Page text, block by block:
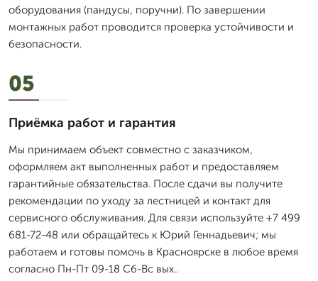
оборудования (пандусы, поручни). По завершении
монтажных работ проводится проверка устойчивости и
безопасности.
05
Приёмка работ и гарантия
Мы принимаем объект совместно с заказчиком,
оформляем акт выполненных работ и предоставляем
гарантийные обязательства. После сдачи вы получите
рекомендации по уходу за лестницей и контакт для
сервисного обслуживания. Для связи используйте +7 499
681-72-48 или обращайтесь к Юрий Геннадьевич; мы
работаем и готовы помочь в Красноярске в любое время
согласно Пн-Пт 09-18 Сб-Вс вых..